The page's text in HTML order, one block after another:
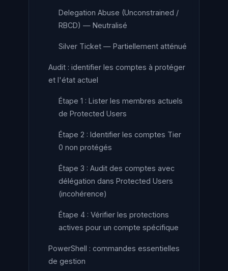
Delegation Abuse (Unconstrained /
RBCD) — Neutralisé
Silver Ticket — Partiellement atténué
Audit : identifier les comptes à protéger
et l'état actuel
Étape 1 : Lister les membres actuels
de Protected Users
Étape 2 : Identifier les comptes Tier
0 non protégés
Étape 3 : Audit des comptes avec
délégation dans Protected Users
(incohérence)
Étape 4 : Vérifier les protections
actives pour un compte spécifique
PowerShell : commandes essentielles
de gestion